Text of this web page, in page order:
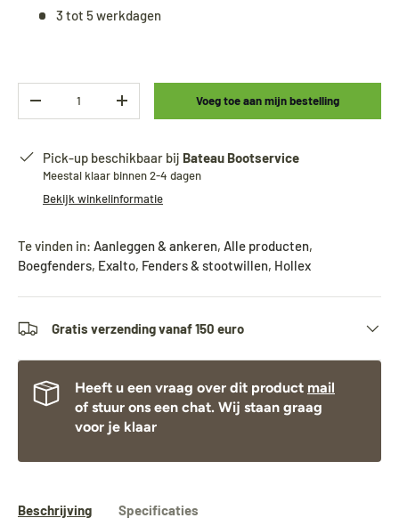
3 tot 5 werkdagen
-
+ Voeg toe aan mijn bestelling
Pick-up beschikbaar bij Bateau Bootservice
Meestal klaar binnen 2-4 dagen
Bekijk winkelinformatie
Te vinden in: Aanleggen & ankeren, Alle producten,
Boegfenders, Exalto, Fenders & stootwillen, Hollex
Gratis verzending vanaf 150 euro
Heeft u een vraag over dit product mail
of stuur ons een chat. Wij staan graag
voor je klaar
Beschrijving Specificaties